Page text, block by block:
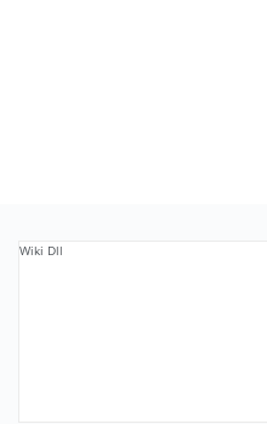
Wiki Dll